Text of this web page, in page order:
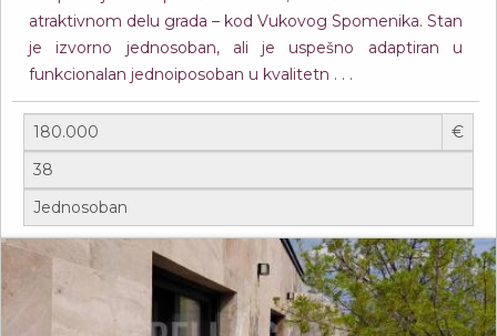
atraktivnom delu grada – kod Vukovog Spomenika. Stan
je izvorno jednosoban, ali je uspešno adaptiran u
funkcionalan jednoiposoban u kvalitetn . . .
€